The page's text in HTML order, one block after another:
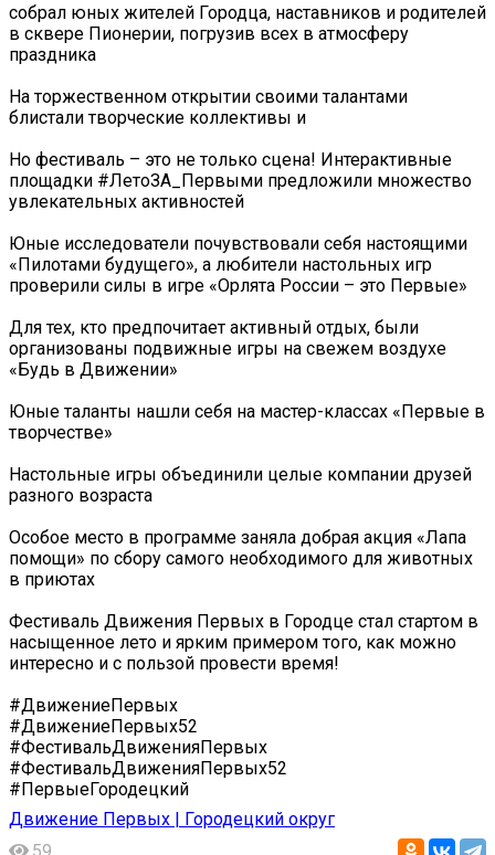
собрал юных жителей Городца, наставников и родителей
в сквере Пионерии, погрузив всех в атмосферу
праздника
На торжественном открытии своими талантами
блистали творческие коллективы и
Но фестиваль – это не только сцена! Интерактивные
площадки #ЛетоЗА_Первыми предложили множество
увлекательных активностей
Юные исследователи почувствовали себя настоящими
«Пилотами будущего», а любители настольных игр
проверили силы в игре «Орлята России – это Первые»
Для тех, кто предпочитает активный отдых, были
организованы подвижные игры на свежем воздухе
«Будь в Движении»
Юные таланты нашли себя на мастер-классах «Первые в
творчестве»
Настольные игры объединили целые компании друзей
разного возраста
Особое место в программе заняла добрая акция «Лапа
помощи» по сбору самого необходимого для животных
в приютах
Фестиваль Движения Первых в Городце стал стартом в
насыщенное лето и ярким примером того, как можно
интересно и с пользой провести время!
#ДвижениеПервых
#ДвижениеПервых52
#ФестивальДвиженияПервых
#ФестивальДвиженияПервых52
#ПервыеГородецкий
Движение Первых | Городецкий округ